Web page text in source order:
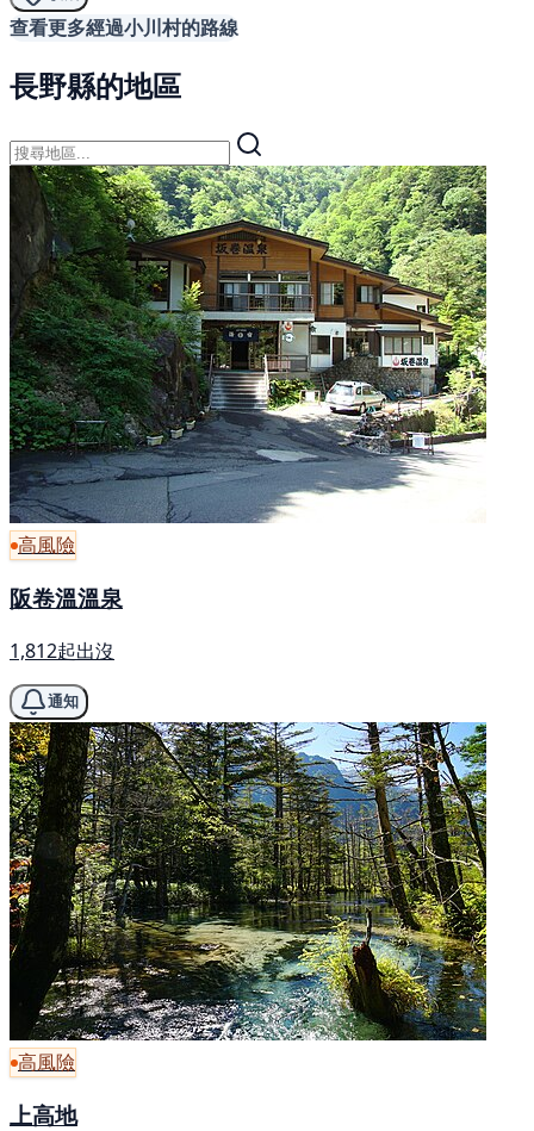
查看更多經過小川村的路線
長野縣的地區
高風險
阪卷溫溫泉
1,812起出沒
通知
高風險
上高地